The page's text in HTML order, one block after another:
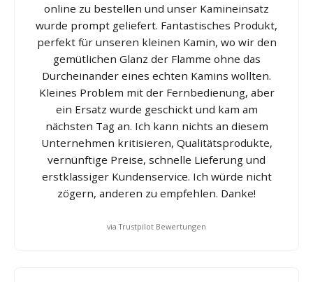
online zu bestellen und unser Kamineinsatz
wurde prompt geliefert. Fantastisches Produkt,
perfekt für unseren kleinen Kamin, wo wir den
gemütlichen Glanz der Flamme ohne das
Durcheinander eines echten Kamins wollten.
Kleines Problem mit der Fernbedienung, aber
ein Ersatz wurde geschickt und kam am
nächsten Tag an. Ich kann nichts an diesem
Unternehmen kritisieren, Qualitätsprodukte,
vernünftige Preise, schnelle Lieferung und
erstklassiger Kundenservice. Ich würde nicht
zögern, anderen zu empfehlen. Danke!
via Trustpilot Bewertungen